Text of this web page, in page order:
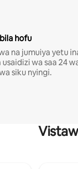
hofu
na jumuiya yetu
usaidizi wa saa 24
siku nyingi.